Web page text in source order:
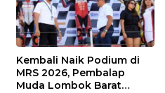
Kembali Naik Podium di
MRS 2026, Pembalap
Muda Lombok Barat